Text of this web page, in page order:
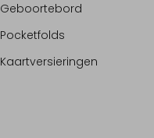
Geboortebord
Pocketfolds
Kaartversieringen